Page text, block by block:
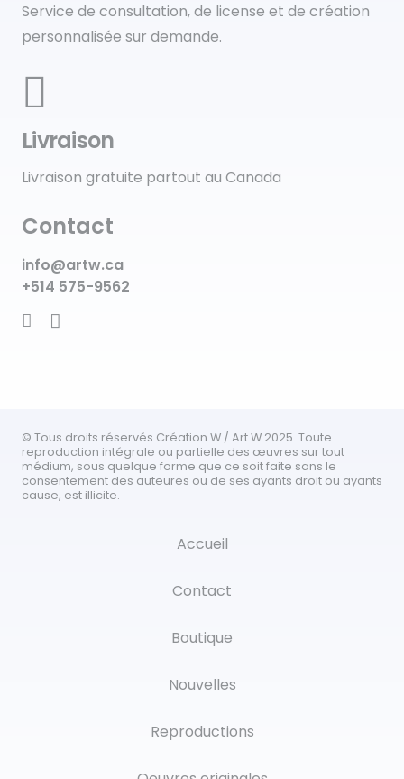
Service de consultation, de license et de création
personnalisée sur demande.
Livraison
Livraison gratuite partout au Canada
Contact
info@artw.ca
+514 575-9562
© Tous droits réservés Création W / Art W 2025. Toute
reproduction intégrale ou partielle des œuvres sur tout
médium, sous quelque forme que ce soit faite sans le
consentement des auteures ou de ses ayants droit ou ayants
cause, est illicite.
Accueil
Contact
Boutique
Nouvelles
Reproductions